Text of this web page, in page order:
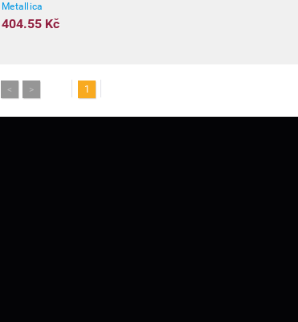
Metallica
404.55 Kč
< > 1